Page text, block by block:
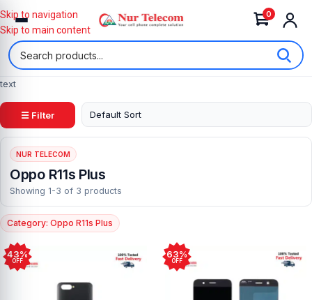
0
Skip to navigation
Skip to main content
text
☰ Filter
NUR TELECOM
Oppo R11s Plus
Showing 1-3 of 3 products
Category: Oppo R11s Plus
43%
OFF
63%
OFF